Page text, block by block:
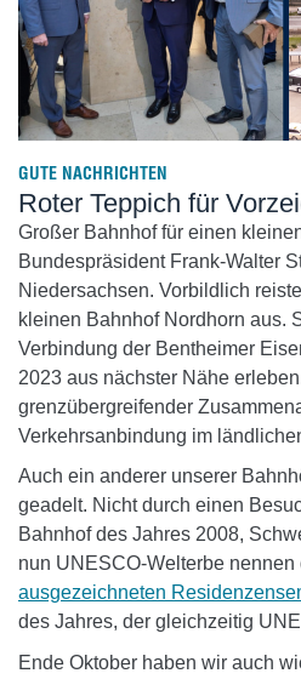
GUTE NACHRICHTEN
Roter Teppich für
Großer Bahnhof für einen
Bundespräsident Frank-Walter
Niedersachsen. Vorbildlich
kleinen Bahnhof Nordhorn aus.
Verbindung der Bentheimer
2023 aus nächster Nähe
grenzübergreifender
Verkehrsanbindung im
Auch ein anderer unserer
geadelt. Nicht durch einen
Bahnhof des Jahres 2008,
nun UNESCO-Welterbe nennen
ausgezeichneten
des Jahres, der gleichzeitig
Ende Oktober haben wir auch